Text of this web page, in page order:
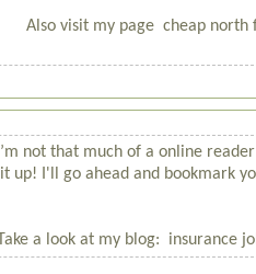
Also visit my page cheap north
I’m not that much of a online
it up! I'll go ahead and bookmark
Take a look at my blog: insurance